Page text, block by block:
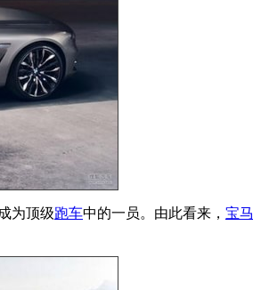
为顶级跑车中的一员。由此看来， 宝马